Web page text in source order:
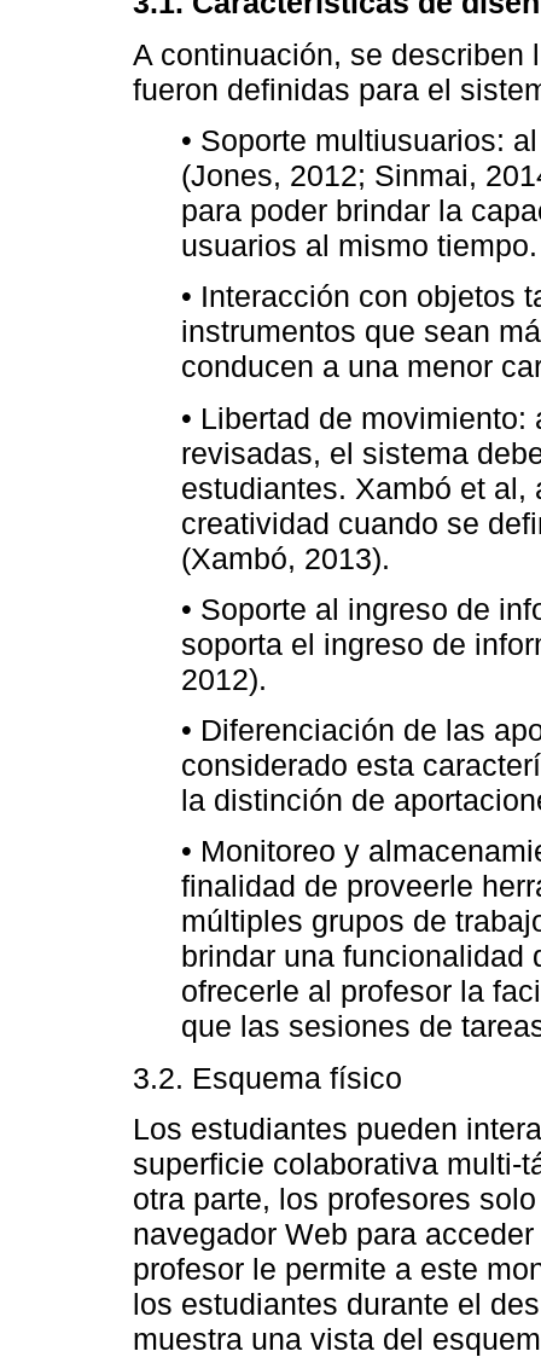
A continuación, se describen
fueron definidas para el
• Soporte multiusuarios:
(Jones, 2012; Sinmai,
para poder brindar la
usuarios al mismo tiempo.
• Interacción con objetos
instrumentos que sean
conducen a una menor
• Libertad de
revisadas, el sistema
estudiantes. Xambó et
creatividad cuando se
(Xambó, 2013).
• Soporte al ingreso de
soporta el ingreso de
2012).
• Diferenciación de las
considerado esta
la distinción de
• Monitoreo y
finalidad de proveerle
múltiples grupos de
brindar una funcionalidad
ofrecerle al profesor la
que las sesiones de
3.2. Esquema físico
Los estudiantes pueden
superficie colaborativa multi-
otra parte, los profesores
navegador Web para
profesor le permite a este
los estudiantes durante el
muestra una vista del